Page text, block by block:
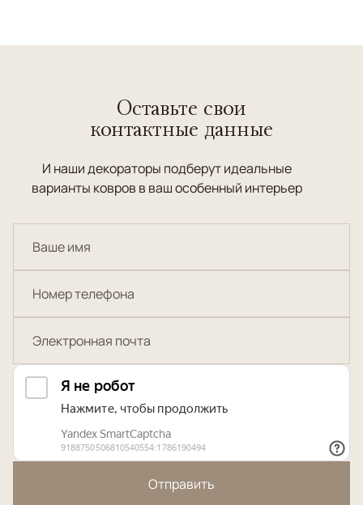
Оставьте свои
контактные данные
И наши декораторы подберут идеальные
варианты ковров в ваш особенный интерьер
Отправить